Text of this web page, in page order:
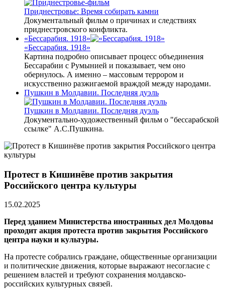
Приднестровье: Время собирать камни
Документальный фильм о причинах и следствиях
приднестровского конфликта.
«Бессарабия. 1918»
«Бессарабия. 1918»
Картина подробно описывает процесс объединения
Бессарабии с Румынией и показывает, чем оно
обернулось. А именно – массовым террором и
искусственно разжигаемой враждой между народами.
Пушкин в Молдавии. Последняя дуэль
Пушкин в Молдавии. Последняя дуэль
Документально-художественный фильм о "бессарабской
ссылке" А.С.Пушкина.
Протест в Кишинёве против закрытия
Российского центра культуры
15.02.2025
Перед зданием Министерства иностранных дел Молдовы
проходит акция протеста против закрытия Российского
центра науки и культуры.
На протесте собрались граждане, общественные организации
и политические движения, которые выражают несогласие с
решением властей и требуют сохранения молдавско-
российских культурных связей.